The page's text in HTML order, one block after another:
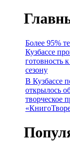
Более 95%
Кузбассе
готовность
сезону
В Кузбассе
открылось
творческое